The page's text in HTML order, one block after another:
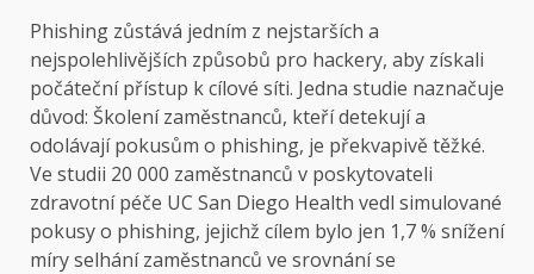
Phishing zůstává jedním z nejstarších a
nejspolehlivějších způsobů pro hackery, aby získali
počáteční přístup k cílové síti. Jedna studie naznačuje
důvod: Školení zaměstnanců, kteří detekují a
odolávají pokusům o phishing, je překvapivě těžké.
Ve studii 20 000 zaměstnanců v poskytovateli
zdravotní péče UC San Diego Health vedl simulované
pokusy o phishing, jejichž cílem bylo jen 1,7 % snížení
míry selhání zaměstnanců ve srovnání se